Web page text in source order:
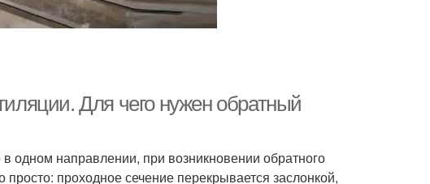
Для чего нужен обратный
одном направлении, при возникновении обратного
проходное сечение перекрывается заслонкой,